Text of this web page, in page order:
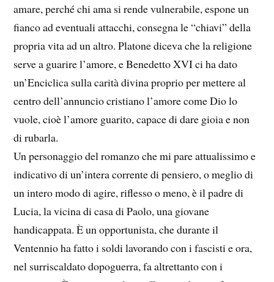
amare, perché chi ama si rende vulnerabile, espone un
fianco ad eventuali attacchi, consegna le “chiavi” della
propria vita ad un altro. Platone diceva che la religione
serve a guarire l’amore, e Benedetto XVI ci ha dato
un’Enciclica sulla carità divina proprio per mettere al
centro dell’annuncio cristiano l’amore come Dio lo
vuole, cioè l’amore guarito, capace di dare gioia e non
di rubarla.
Un personaggio del romanzo che mi pare attualissimo e
indicativo di un’intera corrente di pensiero, o meglio di
un intero modo di agire, riflesso o meno, è il padre di
Lucia, la vicina di casa di Paolo, una giovane
handicappata. È un opportunista, che durante il
Ventennio ha fatto i soldi lavorando con i fascisti e ora,
nel surriscaldato dopoguerra, fa altrettanto con i